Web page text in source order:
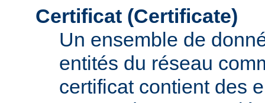
Certificat (Certificate)
Un ensemble de
entités du réseau
certificat contient des